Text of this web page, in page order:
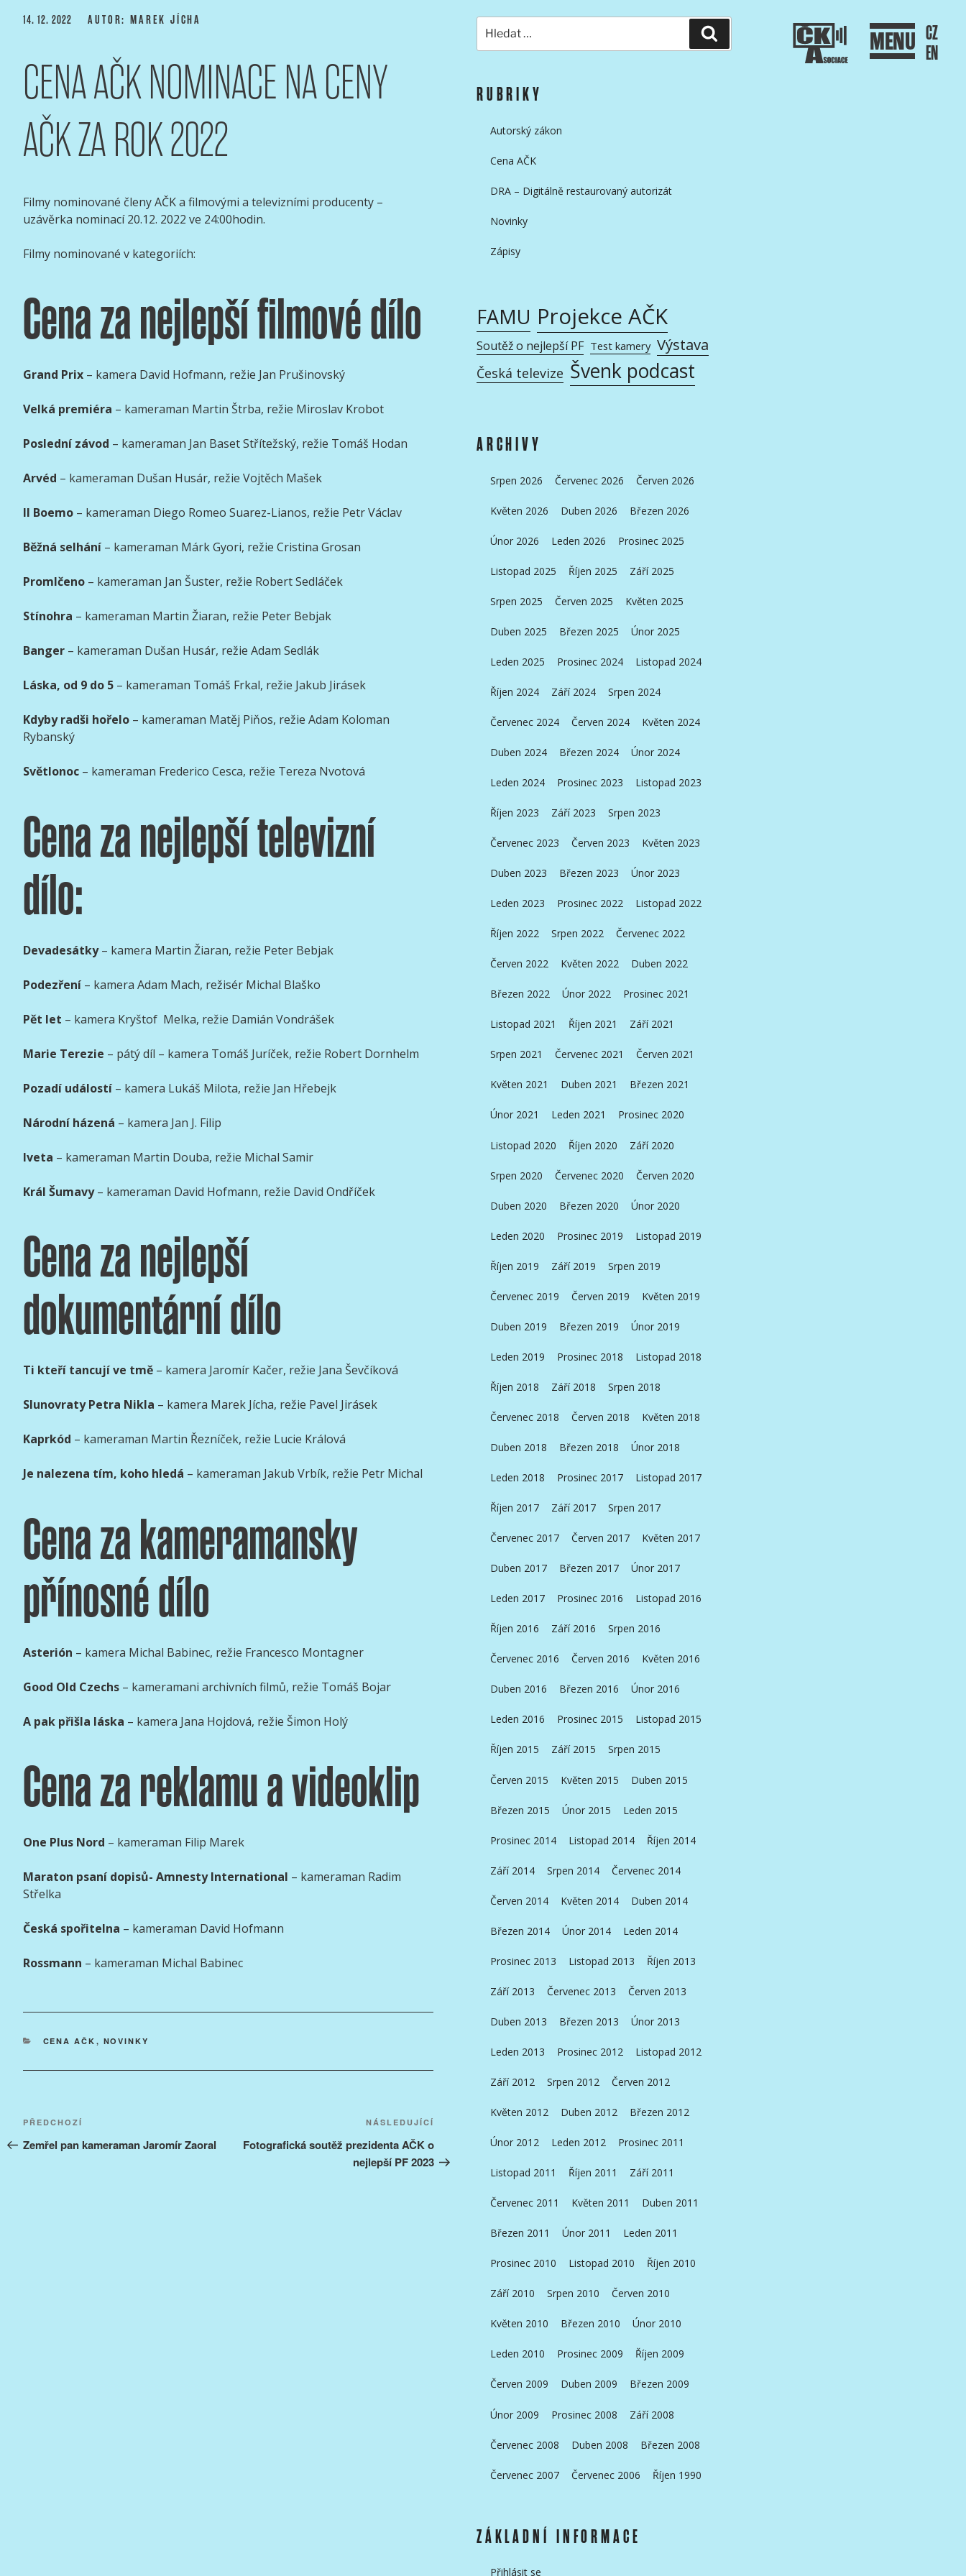
Přejít
webu
MENU CZ
EN
ASOCIACE ČESKÝCH KAMERAMANŮ
webový portál Asociace českých kameramanů
PUBLIKOVÁNO
14. 12. 2022 AUTOR: MAREK JÍCHA
CENA AČK NOMINACE NA CENY
AČK ZA ROK 2022
Filmy nominované členy AČK a filmovými a televizními producenty –
uzávěrka nominací 20.12. 2022 ve 24:00hodin.
Filmy nominované v kategoriích:
Cena za nejlepší filmové dílo
Grand Prix – kamera David Hofmann, režie Jan Prušinovský
Velká premiéra – kameraman Martin Štrba, režie Miroslav Krobot
Poslední závod – kameraman Jan Baset Střítežský, režie Tomáš Hodan
Arvéd – kameraman Dušan Husár, režie Vojtěch Mašek
Il Boemo – kameraman Diego Romeo Suarez-Lianos, režie Petr Václav
Běžná selhání – kameraman Márk Gyori, režie Cristina Grosan
Promlčeno – kameraman Jan Šuster, režie Robert Sedláček
Stínohra – kameraman Martin Žiaran, režie Peter Bebjak
Banger – kameraman Dušan Husár, režie Adam Sedlák
Láska, od 9 do 5 – kameraman Tomáš Frkal, režie Jakub Jirásek
Kdyby radši hořelo – kameraman Matěj Piňos, režie Adam Koloman
Rybanský
Světlonoc – kameraman Frederico Cesca, režie Tereza Nvotová
Cena za nejlepší televizní
dílo:
Devadesátky– kamera Martin Žiaran, režie Peter Bebjak
Podezření – kamera Adam Mach, režisér Michal Blaško
Pět let – kamera Kryštof Melka, režie Damián Vondrášek
Marie Terezie – pátý díl – kamera Tomáš Juríček, režie Robert Dornhelm
Pozadí událostí – kamera Lukáš Milota, režie Jan Hřebejk
Národní házená – kamera Jan J. Filip
Iveta – kameraman Martin Douba, režie Michal Samir
Král Šumavy– kameraman David Hofmann, režie David Ondříček
Cena za nejlepší
dokumentární dílo
Ti kteří tancují ve tmě – kamera Jaromír Kačer, režie Jana Ševčíková
Slunovraty Petra Nikla – kamera Marek Jícha, režie Pavel Jirásek
Kaprkód – kameraman Martin Řezníček, režie Lucie Králová
Je nalezena tím, koho hledá – kameraman Jakub Vrbík, režie Petr Michal
Cena za kameramansky
přínosné dílo
Asterión – kamera Michal Babinec, režie Francesco Montagner
Good Old Czechs – kameramani archivních filmů, režie Tomáš Bojar
A pak přišla láska – kamera Jana Hojdová, režie Šimon Holý
Cena za reklamu a videoklip
One Plus Nord – kameraman Filip Marek
Maraton psaní dopisů- Amnesty International – kameraman Radim
Střelka
Česká spořitelna – kameraman David Hofmann
Rossmann – kameraman Michal Babinec
RUBRIKY
CENA AČK , NOVINKY
Navigace
pro
Předchozí
příspěvek
PŘEDCHOZÍ
Zemřel pan kameraman Jaromír Zaoral
příspěvek
NÁSLEDUJÍCÍ
Fotografická soutěž prezidenta AČK o
nejlepší PF 2023
RUBRIKY
Autorský zákon
Cena AČK
DRA – Digitálně restaurovaný autorizát
Novinky
Zápisy
FAMU Projekce AČK
Soutěž o nejlepší PF Test kamery Výstava
Česká televize Švenk podcast
ARCHIVY
Srpen 2026 Červenec 2026 Červen 2026
Květen 2026 Duben 2026 Březen 2026
Únor 2026 Leden 2026 Prosinec 2025
Listopad 2025 Říjen 2025 Září 2025
Srpen 2025 Červen 2025 Květen 2025
Duben 2025 Březen 2025 Únor 2025
Leden 2025 Prosinec 2024 Listopad 2024
Říjen 2024 Září 2024 Srpen 2024
Červenec 2024 Červen 2024 Květen 2024
Duben 2024 Březen 2024 Únor 2024
Leden 2024 Prosinec 2023 Listopad 2023
Říjen 2023 Září 2023 Srpen 2023
Červenec 2023 Červen 2023 Květen 2023
Duben 2023 Březen 2023 Únor 2023
Leden 2023 Prosinec 2022 Listopad 2022
Říjen 2022 Srpen 2022 Červenec 2022
Červen 2022 Květen 2022 Duben 2022
Březen 2022 Únor 2022 Prosinec 2021
Listopad 2021 Říjen 2021 Září 2021
Srpen 2021 Červenec 2021 Červen 2021
Květen 2021 Duben 2021 Březen 2021
Únor 2021 Leden 2021 Prosinec 2020
Listopad 2020 Říjen 2020 Září 2020
Srpen 2020 Červenec 2020 Červen 2020
Duben 2020 Březen 2020 Únor 2020
Leden 2020 Prosinec 2019 Listopad 2019
Říjen 2019 Září 2019 Srpen 2019
Červenec 2019 Červen 2019 Květen 2019
Duben 2019 Březen 2019 Únor 2019
Leden 2019 Prosinec 2018 Listopad 2018
Říjen 2018 Září 2018 Srpen 2018
Červenec 2018 Červen 2018 Květen 2018
Duben 2018 Březen 2018 Únor 2018
Leden 2018 Prosinec 2017 Listopad 2017
Říjen 2017 Září 2017 Srpen 2017
Červenec 2017 Červen 2017 Květen 2017
Duben 2017 Březen 2017 Únor 2017
Leden 2017 Prosinec 2016 Listopad 2016
Říjen 2016 Září 2016 Srpen 2016
Červenec 2016 Červen 2016 Květen 2016
Duben 2016 Březen 2016 Únor 2016
Leden 2016 Prosinec 2015 Listopad 2015
Říjen 2015 Září 2015 Srpen 2015
Červen 2015 Květen 2015 Duben 2015
Březen 2015 Únor 2015 Leden 2015
Prosinec 2014 Listopad 2014 Říjen 2014
Září 2014 Srpen 2014 Červenec 2014
Červen 2014 Květen 2014 Duben 2014
Březen 2014 Únor 2014 Leden 2014
Prosinec 2013 Listopad 2013 Říjen 2013
Září 2013 Červenec 2013 Červen 2013
Duben 2013 Březen 2013 Únor 2013
Leden 2013 Prosinec 2012 Listopad 2012
Září 2012 Srpen 2012 Červen 2012
Květen 2012 Duben 2012 Březen 2012
Únor 2012 Leden 2012 Prosinec 2011
Listopad 2011 Říjen 2011 Září 2011
Červenec 2011 Květen 2011 Duben 2011
Březen 2011 Únor 2011 Leden 2011
Prosinec 2010 Listopad 2010 Říjen 2010
Září 2010 Srpen 2010 Červen 2010
Květen 2010 Březen 2010 Únor 2010
Leden 2010 Prosinec 2009 Říjen 2009
Červen 2009 Duben 2009 Březen 2009
Únor 2009 Prosinec 2008 Září 2008
Červenec 2008 Duben 2008 Březen 2008
Červenec 2007 Červenec 2006 Říjen 1990
ZÁKLADNÍ INFORMACE
Přihlásit se